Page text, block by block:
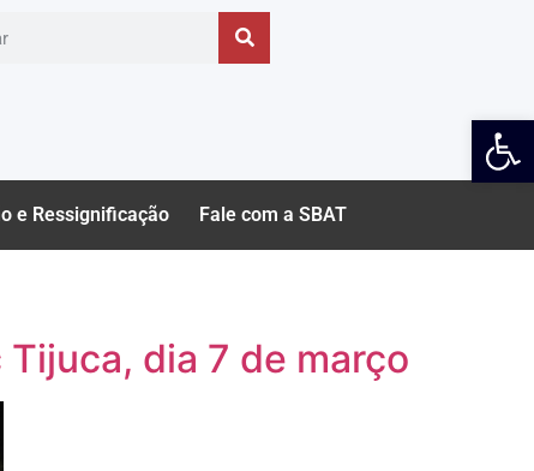
e Ressignificação Fale com a SBAT
Tijuca, dia 7 de março